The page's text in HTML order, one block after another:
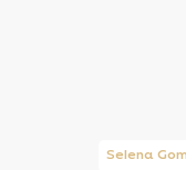
Selena